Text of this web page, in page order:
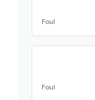
Foul
Foul